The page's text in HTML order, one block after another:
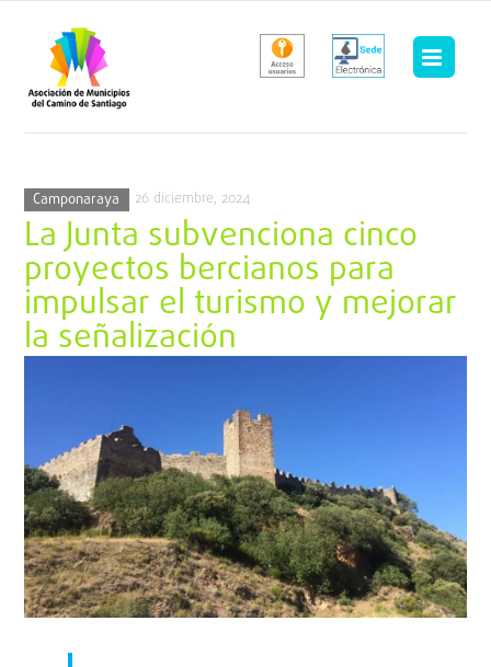
contenido
Camponaraya 26 diciembre, 2024
La Junta subvenciona cinco
proyectos bercianos para
impulsar el turismo y mejorar
la señalización